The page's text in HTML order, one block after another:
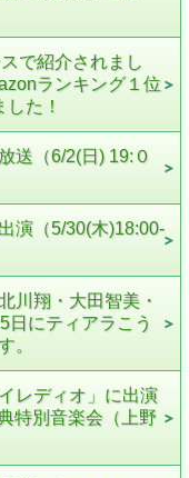
で紹介されまし
ランキング１位
た！
送（6/2(日) 19:０
演（5/30(木)18:00-
川翔・大田智美・
日にティアラこう
。
レディオ」に出演
特別音楽会（上野